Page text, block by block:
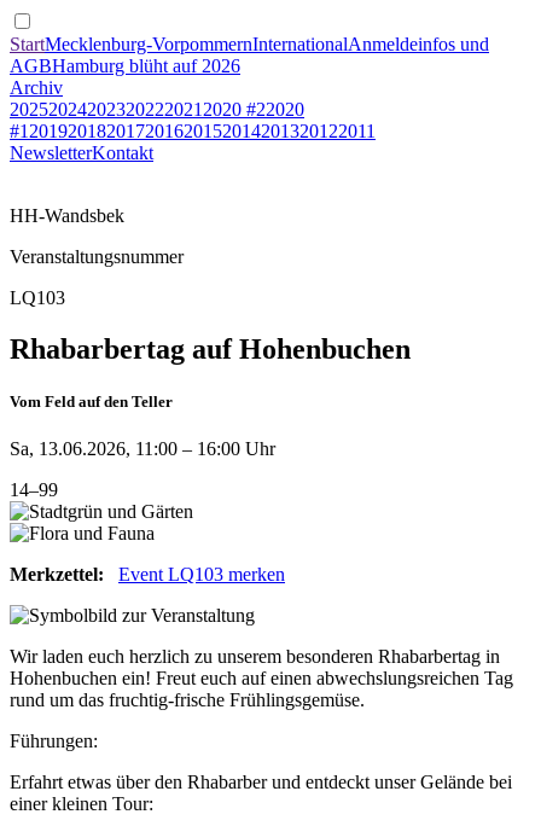
StartMecklenburg-VorpommernInternationalAnmeldeinfos und
AGBHamburg blüht auf 2026
Archiv
20252024202320222021 2020 #22020
#1 201920182017201620152014201320122011
NewsletterKontakt
HH-Wandsbek
Veranstaltungsnummer
LQ103
Rhabarbertag auf Hohenbuchen
Vom Feld auf den Teller
Sa, 13.06.2026, 11:00 – 16:00 Uhr
14–99
Merkzettel: Event LQ103 merken
Wir laden euch herzlich zu unserem besonderen Rhabarbertag in
Hohenbuchen ein! Freut euch auf einen abwechslungsreichen Tag
rund um das fruchtig-frische Frühlingsgemüse.
Führungen:
Erfahrt etwas über den Rhabarber und entdeckt unser Gelände bei
einer kleinen Tour: